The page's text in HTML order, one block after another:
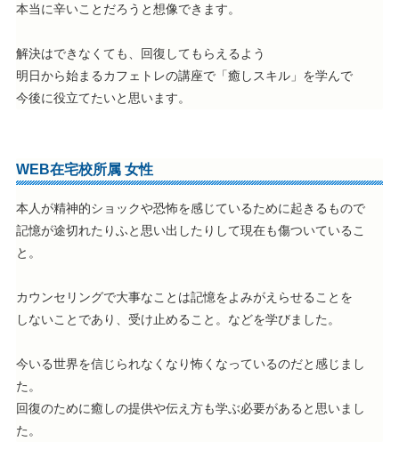
本当に辛いことだろうと想像できます。
解決はできなくても、回復してもらえるよう
明日から始まるカフェトレの講座で「癒しスキル」を学んで
今後に役立てたいと思います。
WEB在宅校所属 女性
本人が精神的ショックや恐怖を感じているために起きるもので
記憶が途切れたりふと思い出したりして現在も傷ついているこ
と。
カウンセリングで大事なことは記憶をよみがえらせることを
しないことであり、受け止めること。などを学びました。
今いる世界を信じられなくなり怖くなっているのだと感じまし
た。
回復のために癒しの提供や伝え方も学ぶ必要があると思いまし
た。